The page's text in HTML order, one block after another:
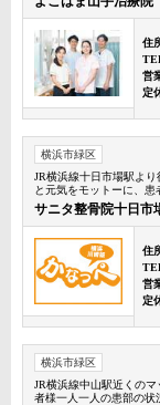
住
営
定
横浜市緑区
JR横浜線十日市場駅よ
と元気をモットーに、患
サニタ整骨院十日市
住
営
定
横浜市緑区
JR横浜線中山駅近くの
者様一人一人の患部の状